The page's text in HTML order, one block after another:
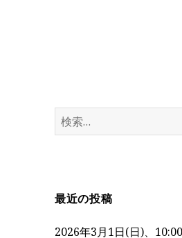
検
索:
最近の投稿
2026年3月1日(日)、